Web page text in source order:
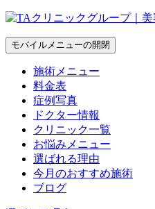
モバイルメニューの開閉
施術メニュー
料金表
症例写真
ドクター情報
クリニック一覧
お悩みメニュー
選ばれる理由
今月のおすすめ施術
ブログ